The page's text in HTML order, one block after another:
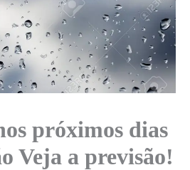
próximos dias
Veja a previsão!